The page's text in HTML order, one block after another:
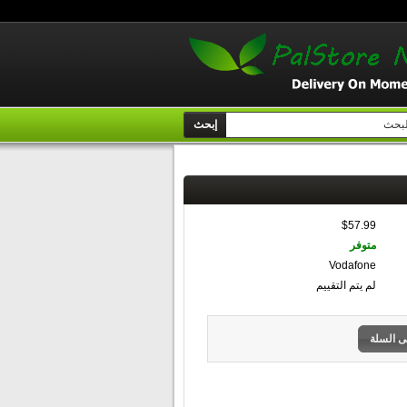
إبحث
$57.99
متوفر
Vodafone
لم يتم التقييم
السلة